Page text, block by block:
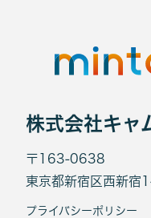
株式会社キャ
〒163-0638
東京都新宿区西新宿
プライバシーポリシー